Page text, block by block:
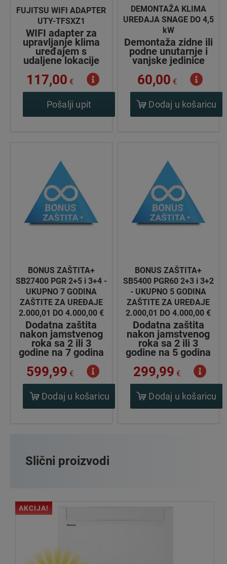
FUJITSU WIFI ADAPTER
UTY-TFSXZ1
WIFI adapter za
upravljanje klima
uređajem s
udaljene lokacije
117,00 €
Pošalji upit
DEMONTAŽA KLIMA
UREĐAJA SNAGE DO 4,5
kW
Demontaža zidne ili
podne unutarnje i
vanjske jedinice
60,00 €
Dodaj u košaricu
BONUS ZAŠTITA+
SB27400 PGR 2+5 i 3+4 -
UKUPNO 7 GODINA
ZAŠTITE ZA UREĐAJE
2.000,01 DO 4.000,00 €
Dodatna zaštita
nakon jamstvenog
roka sa 2 ili 3
godine na 7 godina
599,99 €
Dodaj u košaricu
BONUS ZAŠTITA+
SB5400 PGR60 2+3 i 3+2
- UKUPNO 5 GODINA
ZAŠTITE ZA UREĐAJE
2.000,01 DO 4.000,00 €
Dodatna zaštita
nakon jamstvenog
roka sa 2 ili 3
godine na 5 godina
299,99 €
Dodaj u košaricu
Slični proizvodi